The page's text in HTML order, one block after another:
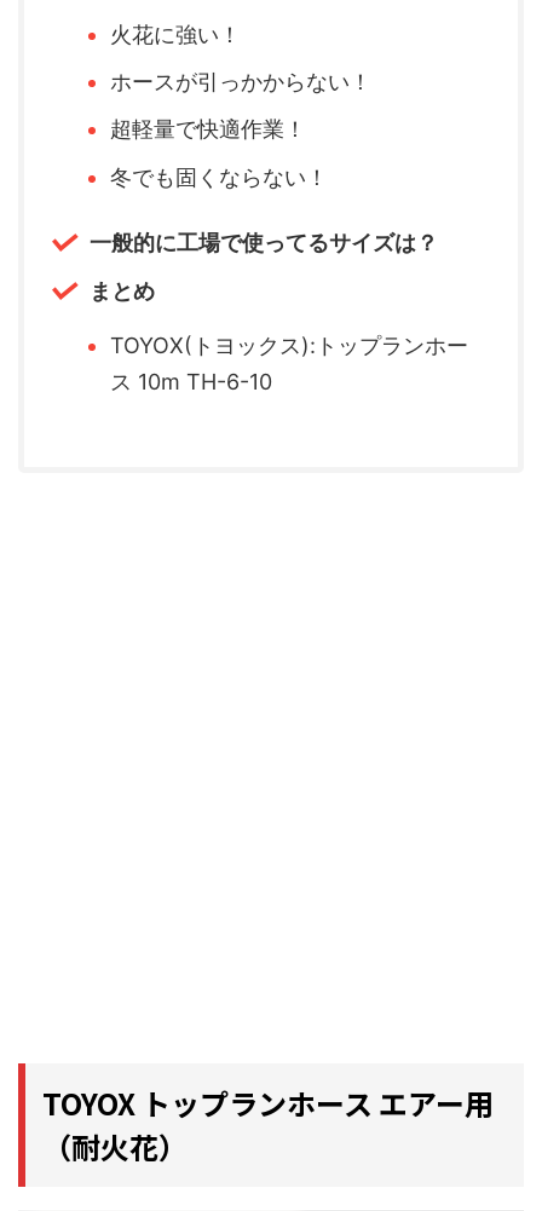
火花に強い！
ホースが引っかからない！
超軽量で快適作業！
冬でも固くならない！
一般的に工場で使ってるサイズは？
まとめ
TOYOX(トヨックス):トップランホー
ス 10m TH-6-10
TOYOX トップランホース エアー用
（耐火花）